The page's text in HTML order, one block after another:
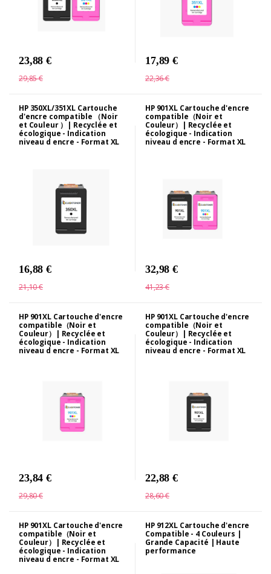
23,88 €
29,85 €
17,89 €
22,36 €
HP 350XL/351XL Cartouche
d'encre compatible （Noir
et Couleur ）| Recyclée et
écologique - Indication
niveau d encre - Format XL
16,88 €
21,10 €
HP 901XL Cartouche d'encre
compatible（Noir et
Couleur）| Recyclée et
écologique - Indication
niveau d encre - Format XL
32,98 €
41,23 €
HP 901XL Cartouche d'encre
compatible（Noir et
Couleur）| Recyclée et
écologique - Indication
niveau d encre - Format XL
23,84 €
29,80 €
HP 901XL Cartouche d'encre
compatible（Noir et
Couleur）| Recyclée et
écologique - Indication
niveau d encre - Format XL
22,88 €
28,60 €
HP 901XL Cartouche d'encre
compatible（Noir et
Couleur）| Recyclée et
écologique - Indication
niveau d encre - Format XL
HP 912XL Cartouche d'encre
Compatible - 4 Couleurs |
Grande Capacité | Haute
performance